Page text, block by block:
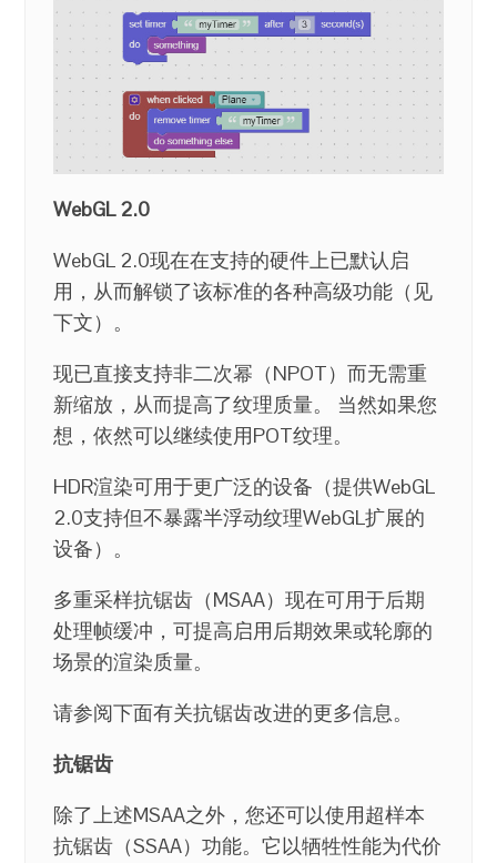
WebGL 2.0
WebGL 2.0现在在支持的硬件上已默认启
用，从而解锁了该标准的各种高级功能（见
下文）。
现已直接支持非二次幂（NPOT）而无需重
新缩放，从而提高了纹理质量。 当然如果您
想，依然可以继续使用POT纹理。
HDR渲染可用于更广泛的设备（提供WebGL
2.0支持但不暴露半浮动纹理WebGL扩展的
设备）。
多重采样抗锯齿（MSAA）现在可用于后期
处理帧缓冲，可提高启用后期效果或轮廓的
场景的渲染质量。
请参阅下面有关抗锯齿改进的更多信息。
抗锯齿
除了上述MSAA之外，您还可以使用超样本
抗锯齿（SSAA）功能。它以牺牲性能为代价